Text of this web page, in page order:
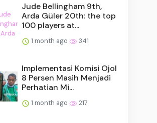
Jude Bellingham 9th,
Arda Güler 20th: the top
100 players at...
1 month ago 341
Implementasi Komisi Ojol
8 Persen Masih Menjadi
Perhatian Mi...
1 month ago 217